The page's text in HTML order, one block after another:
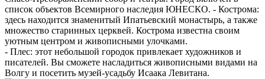
список объектов Всемирного наследия ЮНЕСКО. - Кострома:
здесь находится знаменитый Ипатьевский монастырь, а также
множество старинных церквей. Кострома известна своим
уютным центром и живописными улочками.
- Плес: этот небольшой городок привлекает художников и
писателей. Вы сможете насладиться живописными видами на
Волгу и посетить музей-усадьбу Исаака Левитана.